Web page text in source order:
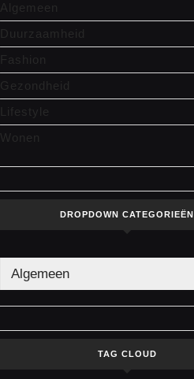
Algemeen
Duurzaamheid
Fashion
Gezondheid
Lifestyle
Wonen
DROPDOWN CATEGORIEËN
TAG CLOUD